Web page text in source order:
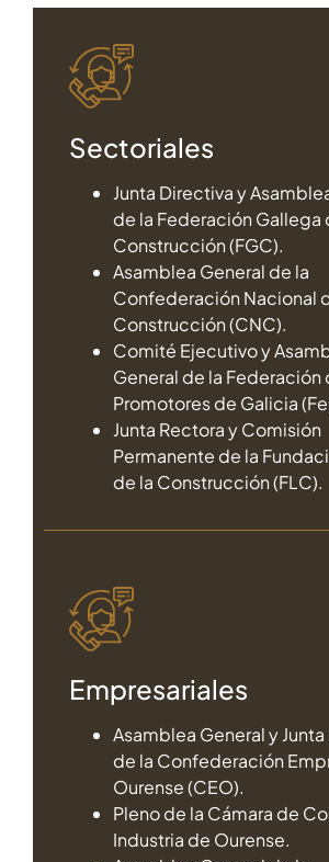
Sectoriales
Junta Directiva y
de la Federación Gallega
Construcción (FGC).
Asamblea General de la
Confederación Nacional
Construcción (CNC).
Comité Ejecutivo y
General de la Federación
Promotores de Galicia
Junta Rectora y Comisión
Permanente de la
de la Construcción (FLC).
Empresariales
Asamblea General y
de la Confederación
Ourense (CEO).
Pleno de la Cámara de
Industria de Ourense.